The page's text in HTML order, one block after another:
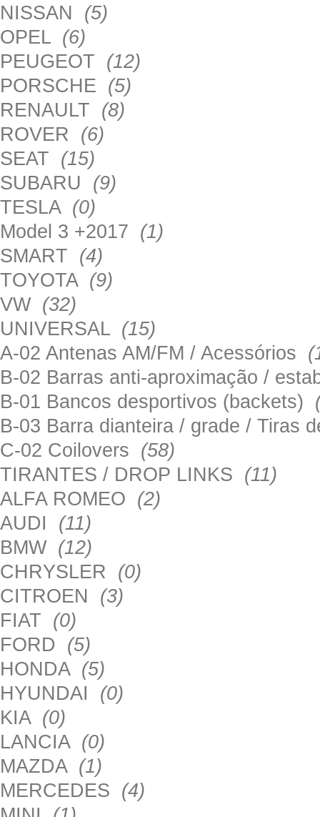
NISSAN (5)
OPEL (6)
PEUGEOT (12)
PORSCHE (5)
RENAULT (8)
ROVER (6)
SEAT (15)
SUBARU (9)
TESLA (0)
Model 3 +2017 (1)
SMART (4)
TOYOTA (9)
VW (32)
UNIVERSAL (15)
A-02 Antenas AM/FM / Acessórios
B-02 Barras anti-aproximação /
B-01 Bancos desportivos (backets)
B-03 Barra dianteira / grade / Tiras
C-02 Coilovers (58)
TIRANTES / DROP LINKS (11)
ALFA ROMEO (2)
AUDI (11)
BMW (12)
CHRYSLER (0)
CITROEN (3)
FIAT (0)
FORD (5)
HONDA (5)
HYUNDAI (0)
KIA (0)
LANCIA (0)
MAZDA (1)
MERCEDES (4)